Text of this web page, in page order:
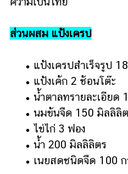
ส่วนผสม แป้งเครป
• แป้งเครปสำเร็จรูป
• แป้งเค้ก 2 ช้อนโต๊ะ
• น้ำตาลทรายละเอียด
• นมข้นจืด 150 มิลลิลิ
• ไข่ไก่ 3 ฟอง
• น้ำ 200 มิลลิลิตร
• เนยสดชนิดจืด 100 ก